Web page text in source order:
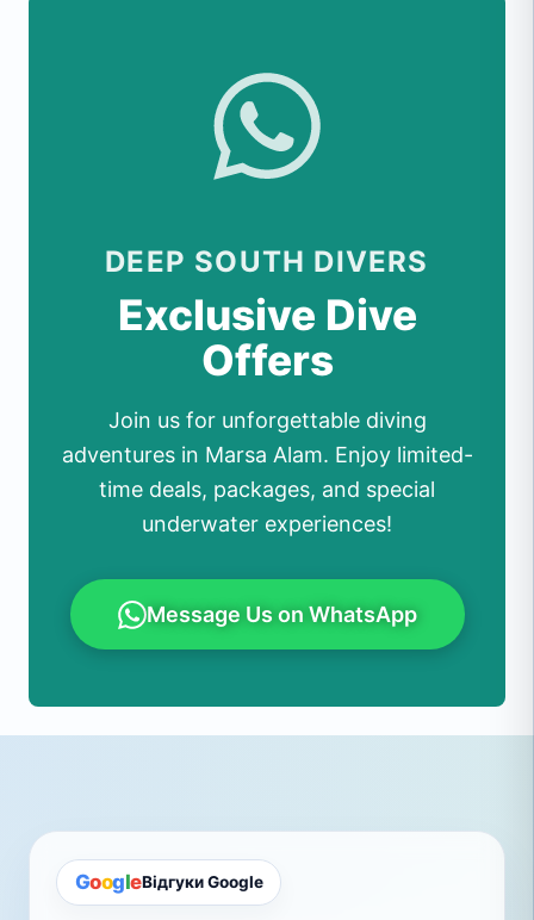
DEEP SOUTH DIVERS
Exclusive Dive
Offers
Join us for unforgettable diving
adventures in Marsa Alam. Enjoy limited-
time deals, packages, and special
underwater experiences!
Message Us on WhatsApp
GoogleВідгуки Google